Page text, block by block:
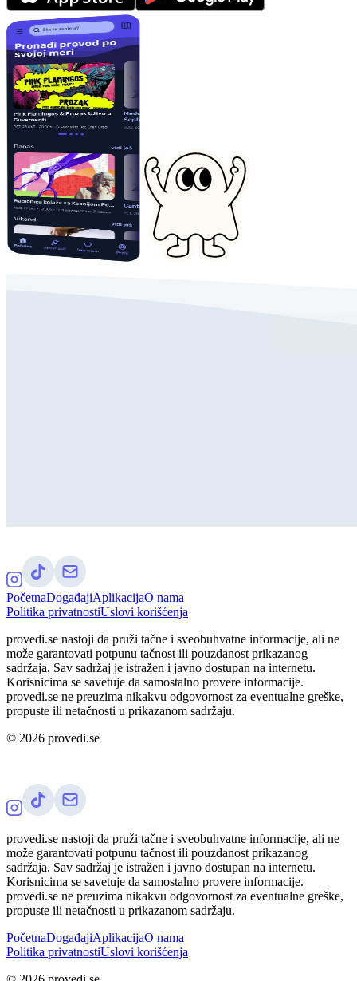
PočetnaDogađajiAplikacijaO nama
Politika privatnostiUslovi korišćenja
provedi.se nastoji da pruži tačne i sveobuhvatne informacije, ali ne
može garantovati potpunu tačnost ili pouzdanost prikazanog
sadržaja. Sav sadržaj je istražen i javno dostupan na internetu.
Korisnicima se savetuje da samostalno provere informacije.
provedi.se ne preuzima nikakvu odgovornost za eventualne greške,
propuste ili netačnosti u prikazanom sadržaju.
© 2026 provedi.se
provedi.se nastoji da pruži tačne i sveobuhvatne informacije, ali ne
može garantovati potpunu tačnost ili pouzdanost prikazanog
sadržaja. Sav sadržaj je istražen i javno dostupan na internetu.
Korisnicima se savetuje da samostalno provere informacije.
provedi.se ne preuzima nikakvu odgovornost za eventualne greške,
propuste ili netačnosti u prikazanom sadržaju.
PočetnaDogađajiAplikacijaO nama
Politika privatnostiUslovi korišćenja